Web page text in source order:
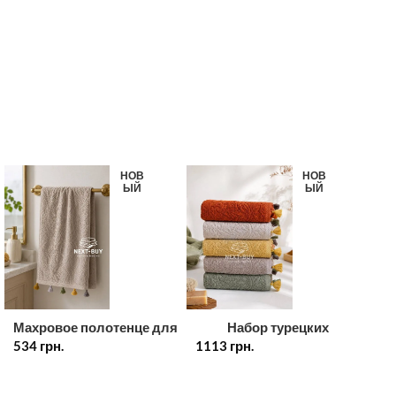
НОВ
ЫЙ
Махровое полотенце для
лица с декоративными
534 грн.
НОВ
ЫЙ
Набор турецких
хлопковых полотенец с
1113 грн.